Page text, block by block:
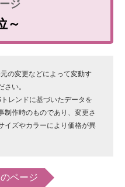
～
の変更などによって変動す
い。
レンドに基づいたデータを
制作時のものであり、変更さ
イズやカラーにより価格が異
ページ